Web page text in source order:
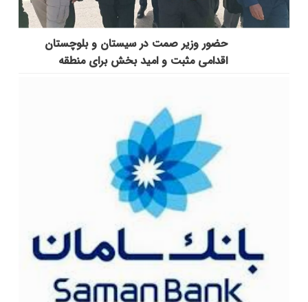
حضور وزیر صمت در سیستان و بلوچستان
اقدامی مثبت و امید بخش برای منطقه